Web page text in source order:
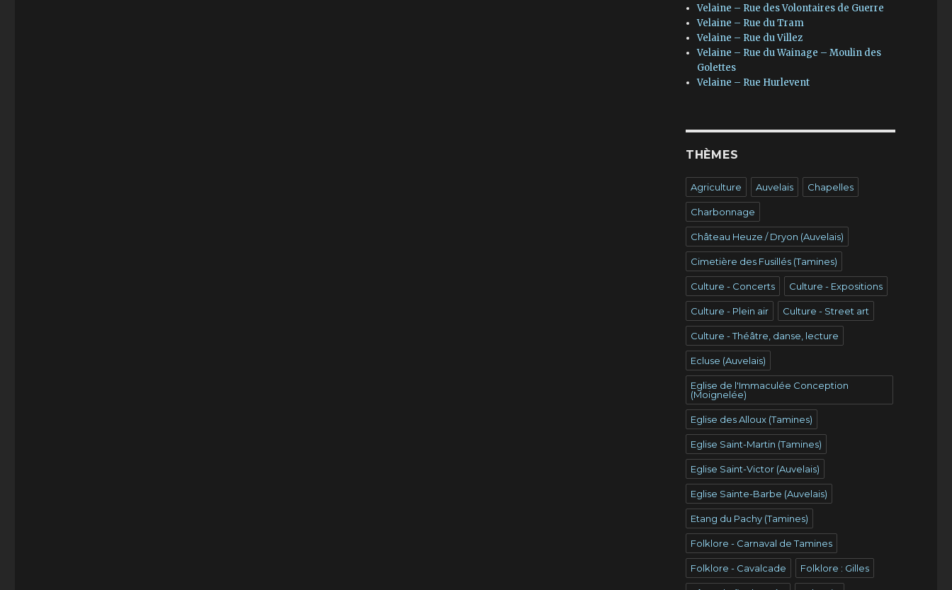
Velaine – Rue des Volontaires de Guerre
Velaine – Rue du Tram
Velaine – Rue du Villez
Velaine – Rue du Wainage – Moulin des
Golettes
Velaine – Rue Hurlevent
THÈMES
Agriculture Auvelais Chapelles
Charbonnage
Château Heuze / Dryon (Auvelais)
Cimetière des Fusillés (Tamines)
Culture - Concerts Culture - Expositions
Culture - Plein air Culture - Street art
Culture - Théâtre, danse, lecture
Ecluse (Auvelais)
Eglise de l'Immaculée Conception
(Moignelée)
Eglise des Alloux (Tamines)
Eglise Saint-Martin (Tamines)
Eglise Saint-Victor (Auvelais)
Eglise Sainte-Barbe (Auvelais)
Etang du Pachy (Tamines)
Folklore - Carnaval de Tamines
Folklore - Cavalcade Folklore : Gilles